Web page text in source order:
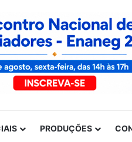
PRODUÇÕES